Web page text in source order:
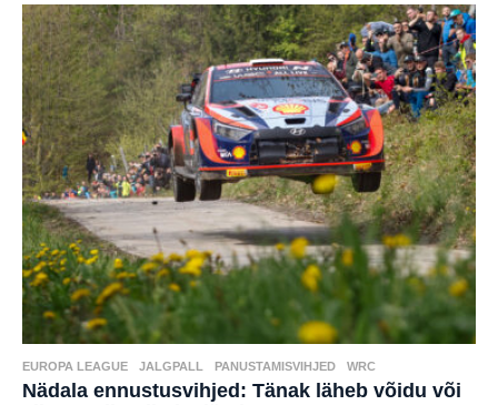
EUROPA LEAGUE ,JALGPALL ,PANUSTAMISVIHJED ,WRC
Nädala ennustusvihjed: Tänak läheb võidu või